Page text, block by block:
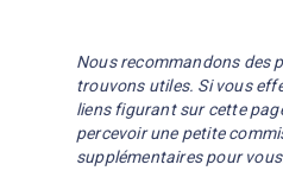
Nous recommandons des
trouvons utiles. Si vous
liens figurant sur cette
percevoir une petite
supplémentaires pour